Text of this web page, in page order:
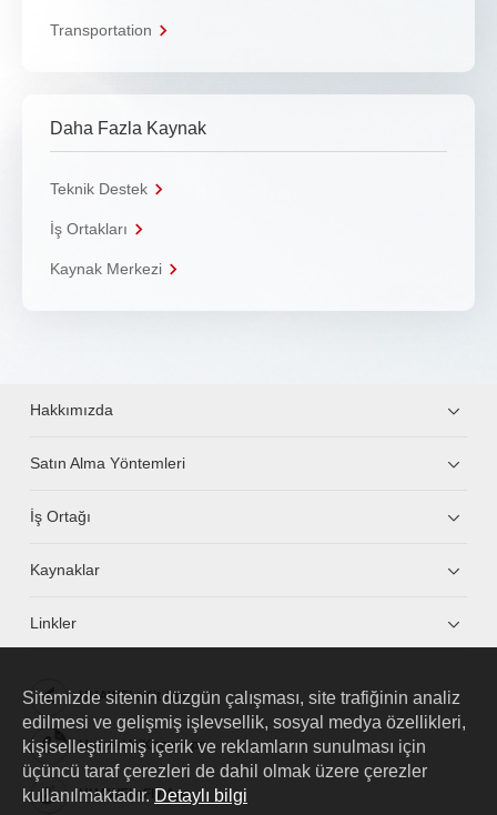
Transportation
Daha Fazla Kaynak
Teknik Destek
İş Ortakları
Kaynak Merkezi
Hakkımızda
Satın Alma Yöntemleri
İş Ortağı
Kaynaklar
Linkler
HUAWEI eKit App
Huawei HiKnow App
HUAWEI eFly App
Sitemizde sitenin düzgün çalışması, site trafiğinin analiz
edilmesi ve gelişmiş işlevsellik, sosyal medya özellikleri,
kişiselleştirilmiş içerik ve reklamların sunulması için
üçüncü taraf çerezleri de dahil olmak üzere çerezler
kullanılmaktadır. Detaylı bilgi